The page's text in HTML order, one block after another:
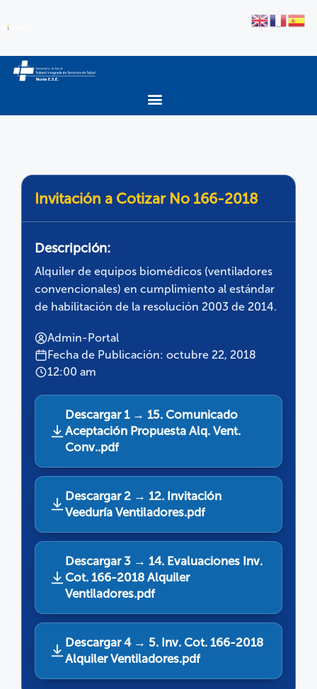
Invitación a Cotizar No 166-2018
Descripción:
Alquiler de equipos biomédicos (ventiladores
convencionales) en cumplimiento al estándar
de habilitación de la resolución 2003 de 2014.
Admin-Portal
Fecha de Publicación: octubre 22, 2018
12:00 am
Descargar 1 → 15. Comunicado
Aceptación Propuesta Alq. Vent.
Conv..pdf
Descargar 2 → 12. Invitación
Veeduría Ventiladores.pdf
Descargar 3 → 14. Evaluaciones Inv.
Cot. 166-2018 Alquiler
Ventiladores.pdf
Descargar 4 → 5. Inv. Cot. 166-2018
Alquiler Ventiladores.pdf